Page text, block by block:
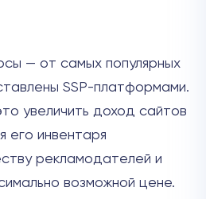
— от самых популярных
SSP-платформами.
увеличить доход сайтов
его инвентаря
рекламодателей и
возможной цене.